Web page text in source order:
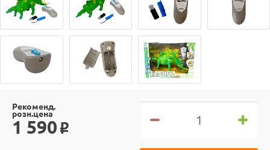
Рекоменд.
розн.цена
1 590 o